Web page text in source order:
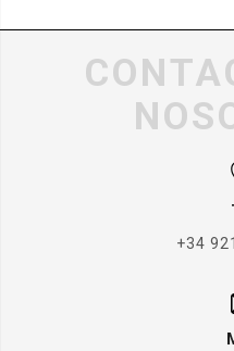
+34